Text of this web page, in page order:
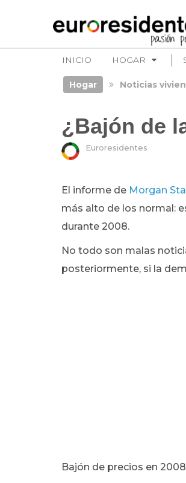
INICIO HOGAR
Hogar Noticias
¿Bajón de
Euroresidentes
El informe de Morgan
más alto de los normal:
durante 2008.
No todo son malas
posteriormente, si la
Bajón de precios en